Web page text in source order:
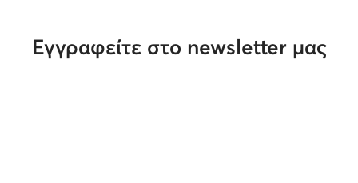
Εγγραφείτε στο newsletter μας